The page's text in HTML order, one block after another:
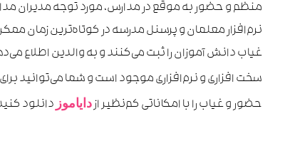
منظم و حضور به موقع در مدارس، مورد توجه مدیران
نرم‌افزار معلمان و پرسنل مدرسه در کوتاه‌ترین زمان
غیاب دانش آموزان را ثبت می‌کنند و به والدین اطلاع
سخت افزاری و نرم‌افزاری موجود است و شما می‌توانید
حضور و غیاب را با امکاناتی کم‌نظیر ازدایاموز دانلود